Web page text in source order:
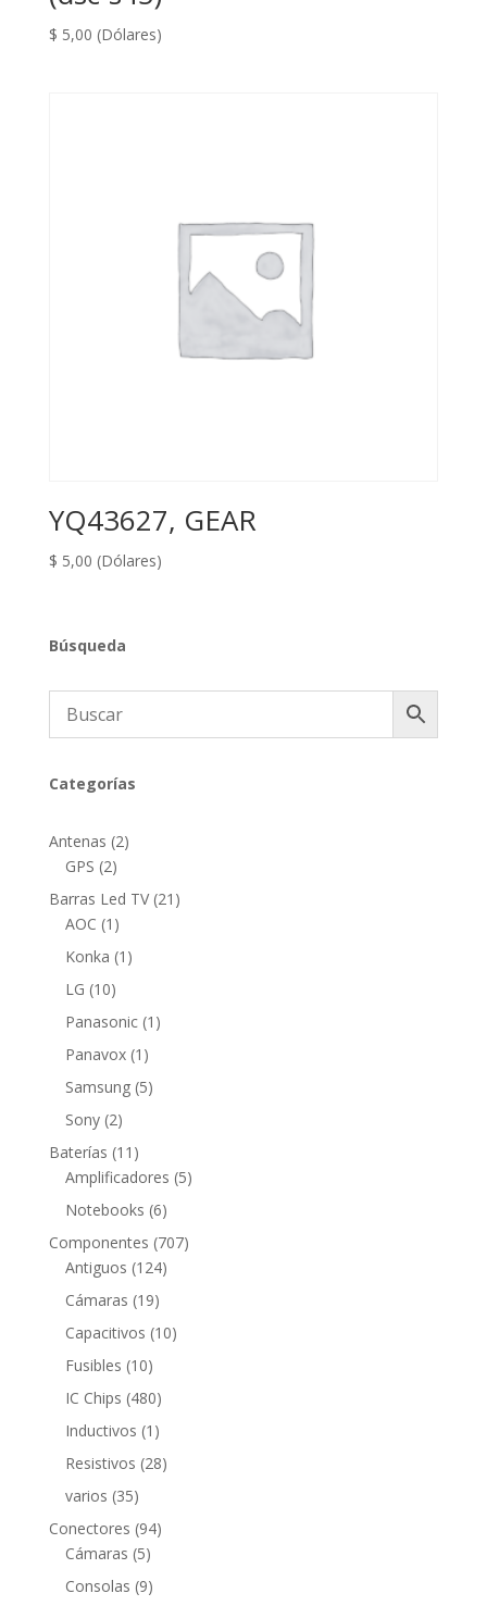
$ 5,00 (Dólares)
YQ43627, GEAR
$ 5,00 (Dólares)
Búsqueda
Categorías
Antenas 22
GPS 22
productos
Barras Led TV 21 21
AOC 1 1
producto
Konka 1 1
LG 1010
productos
Panasonic 1 1
Panavox 1 1
producto
Samsung 55
Sony 22
productos
Baterías 11 11
productos
Amplificadores 55
Notebooks 66
productos
Componentes 707707
Antiguos 124124
Cámaras 1919
productos
Capacitivos 1010
Fusibles 1010
productos
IC Chips 480480
productos
Inductivos 1 1
producto
Resistivos 2828
varios 3535
productos
Conectores 9494
Cámaras 55
productos
Consolas 99